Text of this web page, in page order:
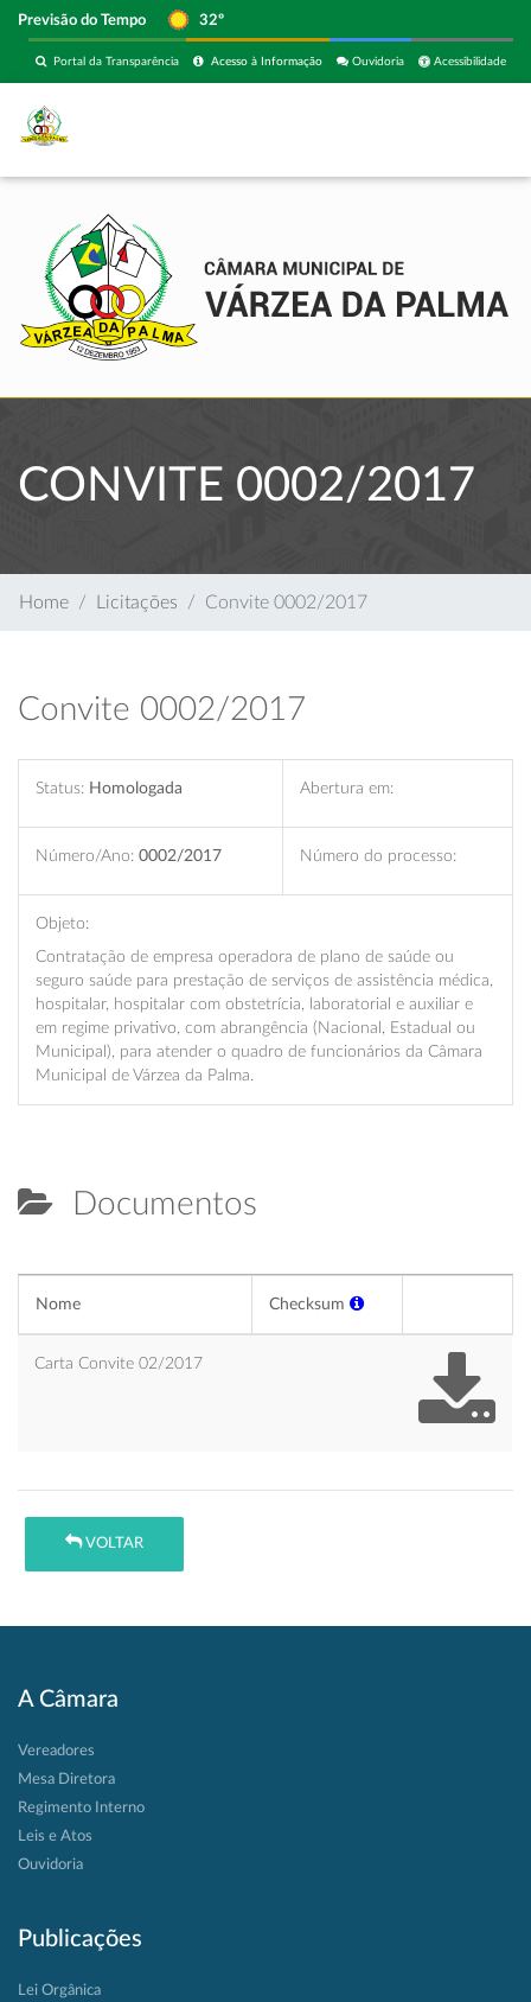
Previsão do Tempo 32º
Acessibilidade
Ouvidoria
Acesso à Informação
Portal da Transparência
CONVITE 0002/2017
Home Licitações Convite 0002/2017
Convite 0002/2017
Status: Homologada Abertura em:
Número/Ano: 0002/2017 Número do processo:
Objeto:
Contratação de empresa operadora de plano de saúde ou
seguro saúde para prestação de serviços de assistência médica,
hospitalar, hospitalar com obstetrícia, laboratorial e auxiliar e
em regime privativo, com abrangência (Nacional, Estadual ou
Municipal), para atender o quadro de funcionários da Câmara
Municipal de Várzea da Palma.
Documentos
Nome Checksum
Carta Convite 02/2017
VOLTAR
A Câmara
Vereadores
Mesa Diretora
Regimento Interno
Leis e Atos
Ouvidoria
Publicações
Lei Orgânica